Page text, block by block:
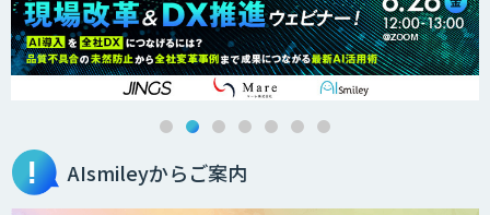
AIsmileyからご案内